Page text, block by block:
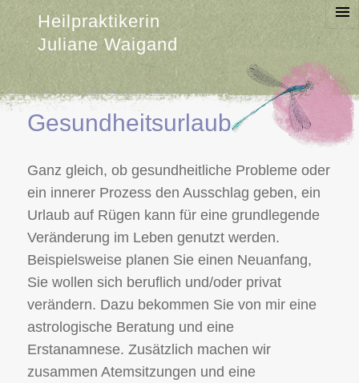
Heilpraktikerin
Juliane Waigand
Gesundheitsurlaub
Ganz gleich, ob gesundheitliche Probleme oder
ein innerer Prozess den Ausschlag geben, ein
Urlaub auf Rügen kann für eine grundlegende
Veränderung im Leben genutzt werden.
Beispielsweise planen Sie einen Neuanfang,
Sie wollen sich beruflich und/oder privat
verändern. Dazu bekommen Sie von mir eine
astrologische Beratung und eine
Erstanamnese. Zusätzlich machen wir
zusammen Atemsitzungen und eine